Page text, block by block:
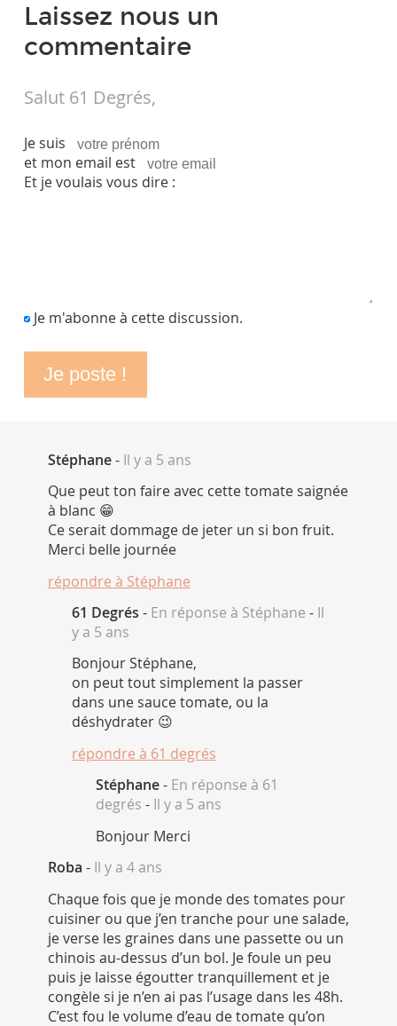
Laissez nous un
commentaire
Salut 61 Degrés,
Je suis
et mon email est
Et je voulais vous dire :
Je m'abonne à cette discussion.
Stéphane- Il y a 5 ans
Que peut ton faire avec cette tomate saignée
à blanc 😁
Ce serait dommage de jeter un si bon fruit.
Merci belle journée
répondre à Stéphane
61 Degrés - En réponse à Stéphane - Il
y a 5 ans
Bonjour Stéphane,
on peut tout simplement la passer
dans une sauce tomate, ou la
déshydrater 😉
répondre à 61 degrés
Stéphane- En réponse à 61
degrés - Il y a 5 ans
Bonjour Merci
Roba - Il y a 4 ans
Chaque fois que je monde des tomates pour
cuisiner ou que j’en tranche pour une salade,
je verse les graines dans une passette ou un
chinois au-dessus d’un bol. Je foule un peu
puis je laisse égoutter tranquillement et je
congèle si je n’en ai pas l’usage dans les 48h.
C’est fou le volume d’eau de tomate qu’on